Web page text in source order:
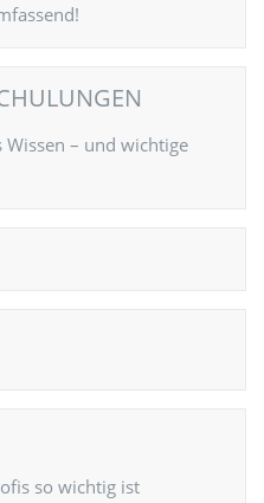
– und wichtige
so wichtig ist